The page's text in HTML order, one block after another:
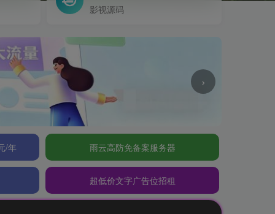
影视源码
›
/年 雨云高防免备案服务器
超低价文字广告位招租